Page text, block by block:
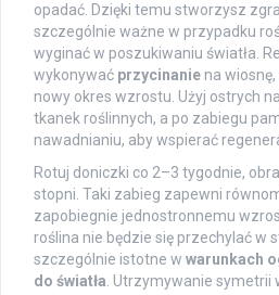
opadać. Dzięki temu stworzysz
szczególnie ważne w przypadku
wyginać w poszukiwaniu światła.
wykonywać przycinanie na
nowy okres wzrostu. Użyj ostrych
tkanek roślinnych, a po zabiegu
nawadnianiu, aby wspierać
Rotuj doniczki co 2–3 tygodnie,
stopni. Taki zabieg zapewni
zapobiegnie jednostronnemu
roślina nie będzie się przechylać w
szczególnie istotne w warunkach
do światła. Utrzymywanie symetrii